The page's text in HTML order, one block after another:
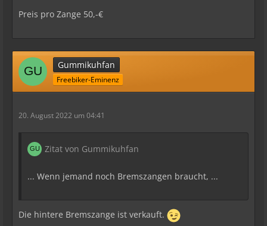
Preis pro Zange 50,-€
Gummikuhfan
Freebiker-Eminenz
20. August 2022 um 04:41
Zitat von Gummikuhfan
... Wenn jemand noch Bremszangen braucht, ...
Die hintere Bremszange ist verkauft.